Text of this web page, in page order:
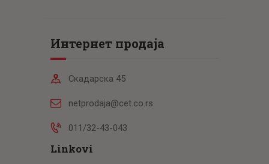
Интернет продаја
Скадарска 45
netprodaja@cet.co.rs
011/32-43-043
Linkovi